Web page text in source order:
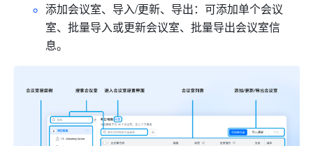
添加会议室、导入/更新、导出：可添加单个会议
室、批量导入或更新会议室、批量导出会议室信
息。